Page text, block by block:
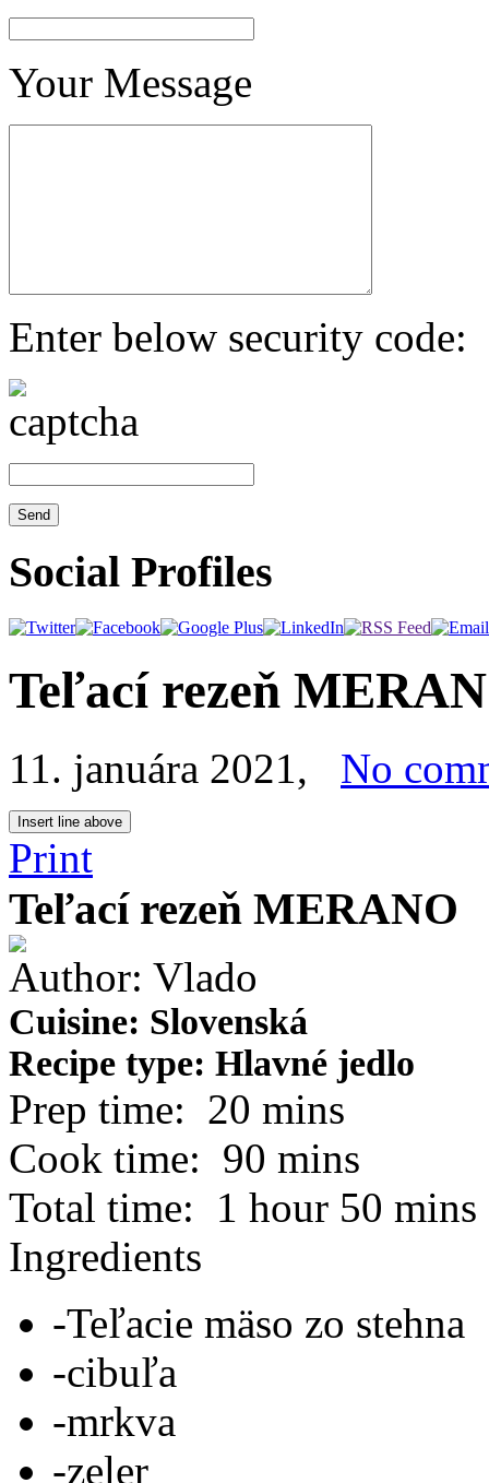
Your Message
Enter below security code:
Social Profiles
Teľací rezeň
11. januára 2021,
No
Print
Teľací rezeň MERANO
Author: Vlado
Cuisine: Slovenská
Recipe type: Hlavné jedlo
Prep time: 20 mins
Cook time: 90 mins
Total time: 1 hour 50 mins
Ingredients
-Teľacie mäso zo stehna
-cibuľa
-mrkva
-zeler